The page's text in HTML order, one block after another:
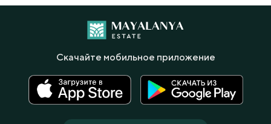
Скачайте мобильное приложение